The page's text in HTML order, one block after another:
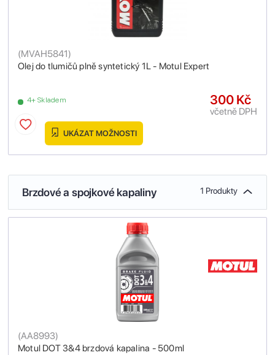
Olej do tlumičů plně syntetický 1L - Motul Expert
(MVAH5841)
4+ Skladem 300 Kč
včetně DPH
UKÁZAT MOŽNOSTI
Brzdové a spojkové kapaliny 1 Produkty
Motul DOT 3&4 brzdová kapalina - 500ml
(AA8993)